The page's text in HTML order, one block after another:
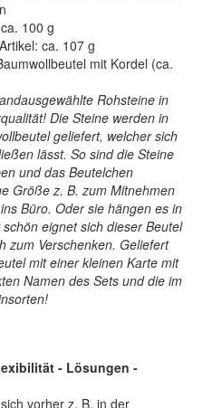
100 g
ca. 107 g
mit Kordel (ca.
Rohsteine in
Die Steine werden in
geliefert, welcher sich
lässt. So sind die Steine
und das Beutelchen
Größe z. B. zum Mitnehmen
Büro. Oder sie hängen es in
eignet sich dieser Beutel
zum Verschenken. Geliefert
mit einer kleinen Karte mit
Namen des Sets und die im
- Lösungen -
vorher z. B. in der